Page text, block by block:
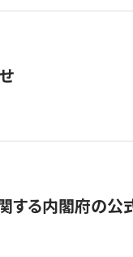
する内閣府の公